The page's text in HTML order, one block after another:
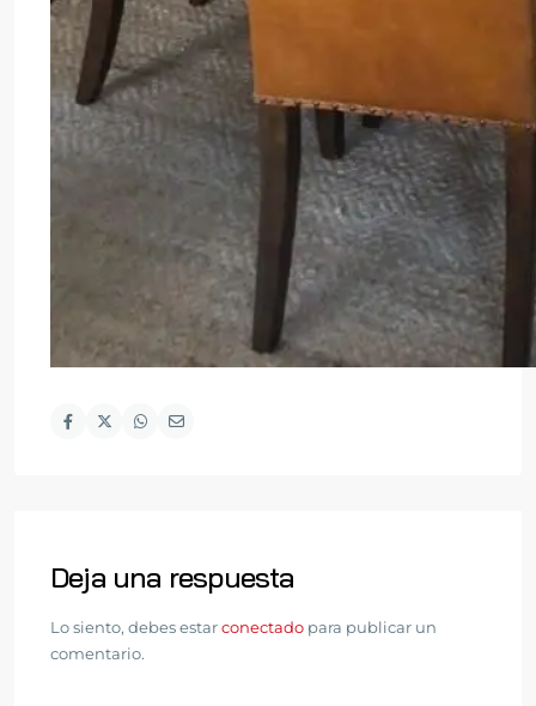
Deja una respuesta
Lo siento, debes estarconectado para publicar un
comentario.